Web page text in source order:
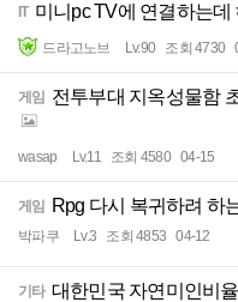
IT 미니pc TV에 연결하는데
드라고노브 Lv.90 조회 4730
게임 전투부대 지옥성물함
wasap Lv.11 조회 4580 04-15
게임 Rpg 다시 복귀하려 하
박파쿠 Lv.3 조회 4853 04-12
기타 대한민국 자연미인비율